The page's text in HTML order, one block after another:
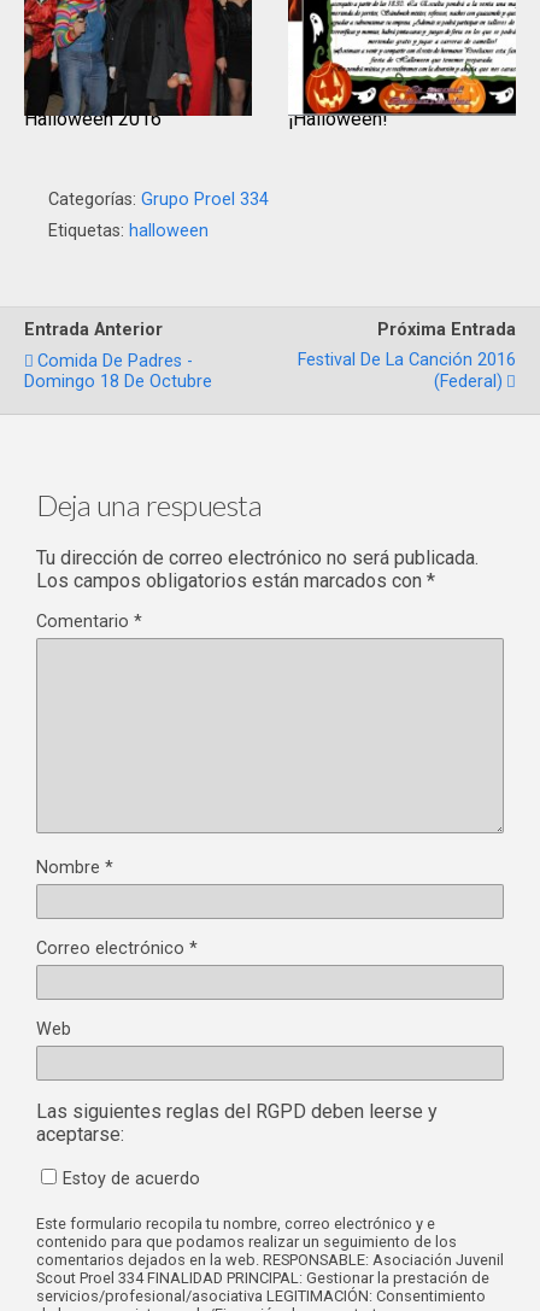
Halloween 2016 ¡Halloween!
Categorías: Grupo Proel 334
Etiquetas: halloween
Entrada Anterior
Comida De Padres -
Domingo 18 De Octubre
Próxima Entrada
Festival De La Canción 2016
(Federal)
Deja una respuesta
Tu dirección de correo electrónico no será publicada.
Los campos obligatorios están marcados con *
Comentario *
Nombre *
Correo electrónico *
Web
Las siguientes reglas del RGPD deben leerse y
aceptarse:
Estoy de acuerdo
Este formulario recopila tu nombre, correo electrónico y e
contenido para que podamos realizar un seguimiento de los
comentarios dejados en la web. RESPONSABLE: Asociación Juvenil
Scout Proel 334 FINALIDAD PRINCIPAL: Gestionar la prestación de
servicios/profesional/asociativa LEGITIMACIÓN: Consentimiento